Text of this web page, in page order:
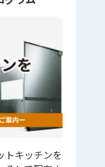
トキッチンを